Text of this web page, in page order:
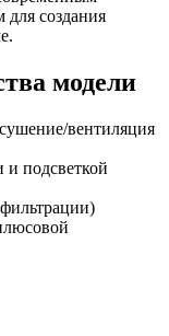
создания
модели
вентиляция
подсветкой